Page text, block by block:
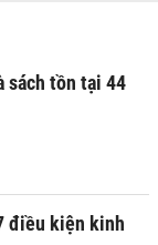
sách tồn tại 44
điều kiện kinh